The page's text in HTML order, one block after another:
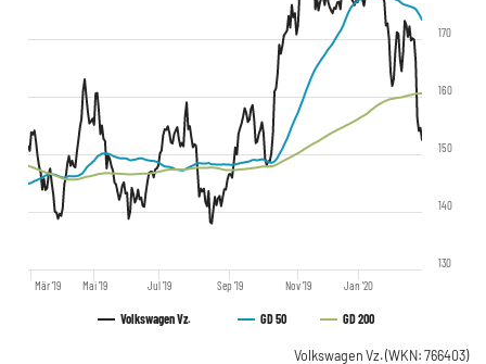
Volkswagen Vz. GD 50 GD 200
Mär '19 Mai '19 Jul '19 Sep '19 Nov '19 Jan '20
130
140
150
160
170
Volkswagen Vz.(WKN: 766403)